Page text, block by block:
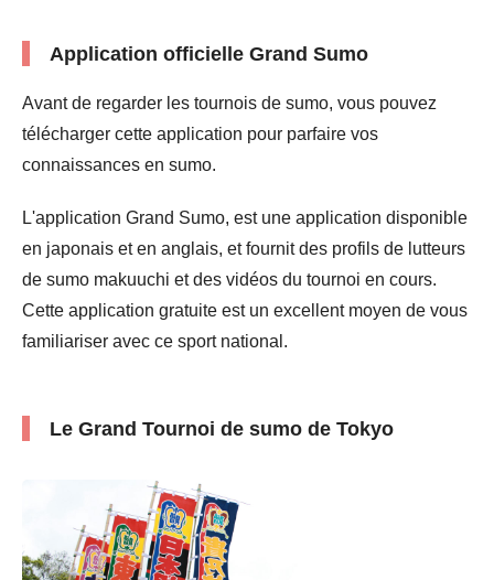
Application officielle Grand Sumo
Avant de regarder les tournois de sumo, vous pouvez
télécharger cette application pour parfaire vos
connaissances en sumo.
L'application Grand Sumo, est une application disponible
en japonais et en anglais, et fournit des profils de lutteurs
de sumo makuuchi et des vidéos du tournoi en cours.
Cette application gratuite est un excellent moyen de vous
familiariser avec ce sport national.
Le Grand Tournoi de sumo de Tokyo